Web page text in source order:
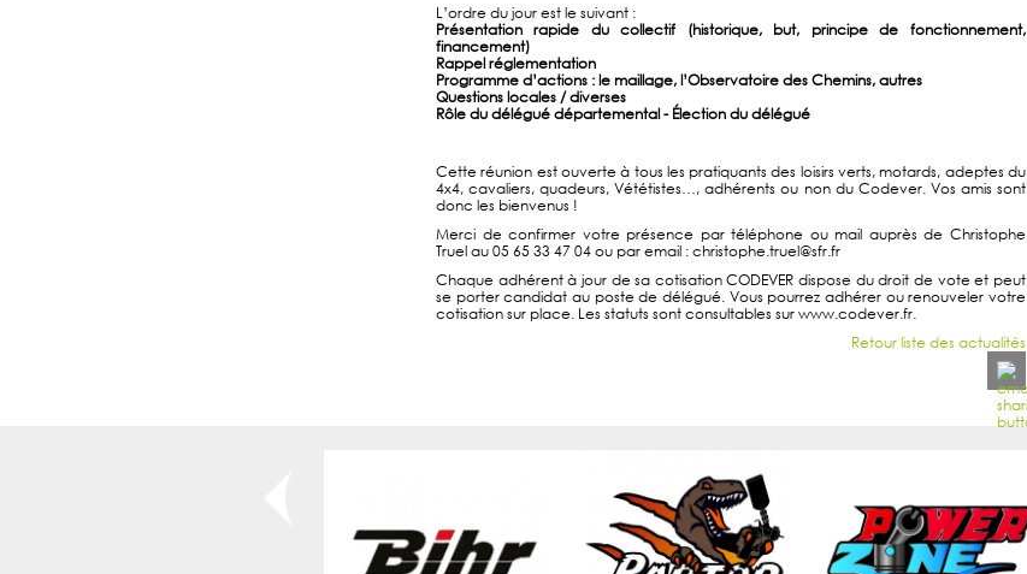
L’ordre du jour est le suivant :
Présentation rapide du collectif (historique, but, principe de fonctionnement,
financement)
Rappel réglementation
Programme d’actions : le maillage, l’Observatoire des Chemins, autres
Questions locales / diverses
Rôle du délégué départemental - Élection du délégué
Cette réunion est ouverte à tous les pratiquants des loisirs verts, motards, adeptes du
4x4, cavaliers, quadeurs, Vététistes…, adhérents ou non du Codever. Vos amis sont
donc les bienvenus !
Merci de confirmer votre présence par téléphone ou mail auprès de Christophe
Truel au 05 65 33 47 04 ou par email : christophe.truel@sfr.fr
Chaque adhérent à jour de sa cotisation CODEVER dispose du droit de vote et peut
se porter candidat au poste de délégué. Vous pourrez adhérer ou renouveler votre
cotisation sur place. Les statuts sont consultables sur www.codever.fr.
Retour liste des actualités